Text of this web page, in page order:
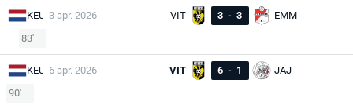
KEU 3 apr. 2026 VIT 3 - 3
EMM
83'
KEU 6 apr. 2026 VIT 6 - 1
JAJ
90'